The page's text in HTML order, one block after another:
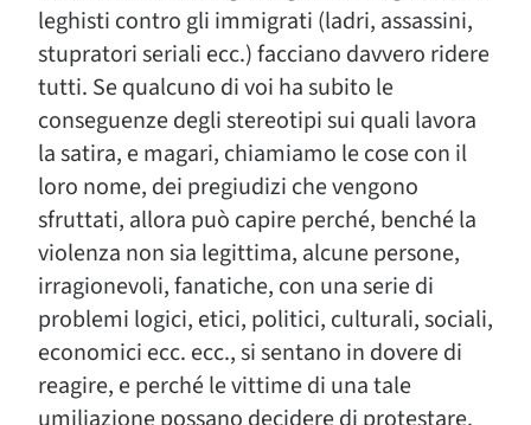
leghisti contro gli immigrati (ladri, assassini,
stupratori seriali ecc.) facciano davvero ridere
tutti. Se qualcuno di voi ha subito le
conseguenze degli stereotipi sui quali lavora
la satira, e magari, chiamiamo le cose con il
loro nome, dei pregiudizi che vengono
sfruttati, allora può capire perché, benché la
violenza non sia legittima, alcune persone,
irragionevoli, fanatiche, con una serie di
problemi logici, etici, politici, culturali, sociali,
economici ecc. ecc., si sentano in dovere di
reagire, e perché le vittime di una tale